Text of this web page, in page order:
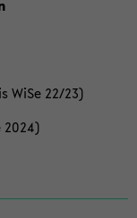
WiSe 22/23)
2024)